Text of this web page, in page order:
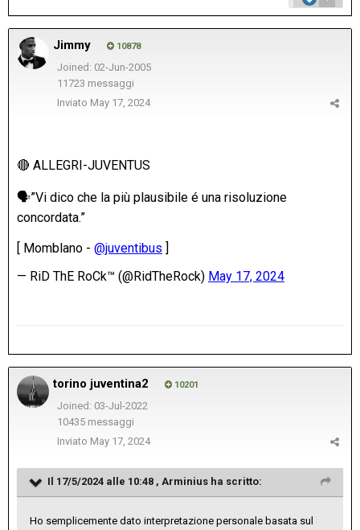
Jimmy 10878
Joined: 02-Jun-2005
11723 messaggi
Inviato May 17, 2024
torino juventina2 10201
Joined: 03-Jul-2022
10435 messaggi
Inviato May 17, 2024
Il 17/5/2024 alle 10:48 , Arminius ha scritto:
Ho semplicemente dato interpretazione personale basata sul